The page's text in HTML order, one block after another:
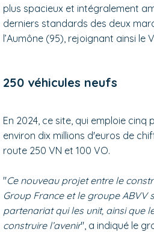
plus spacieux et intégralement
derniers standards des deux
l’Aumône (95), rejoignant ainsi le
250 véhicules neufs
En 2024, ce site, qui emploie cinq
environ dix millions d'euros de
route 250 VN et 100 VO.
"Ce nouveau projet entre le
Group France et le groupe ABVV
partenariat qui les unit, ainsi que
construire l’avenir", a indiqué le